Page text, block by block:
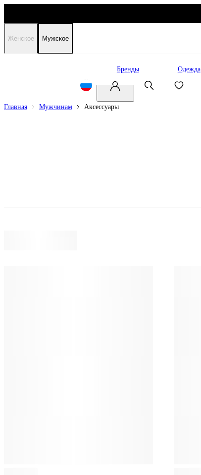
Женское Мужское
Бренды Одежда
Главная Мужчинам Аксессуары